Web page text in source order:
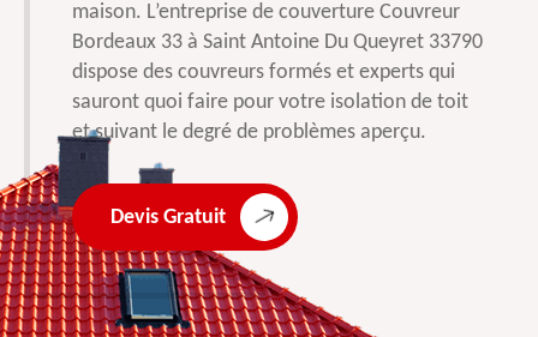
maison. L’entreprise de couverture Couvreur
Bordeaux 33 à Saint Antoine Du Queyret 33790
dispose des couvreurs formés et experts qui
sauront quoi faire pour votre isolation de toit
et suivant le degré de problèmes aperçu.
Devis Gratuit